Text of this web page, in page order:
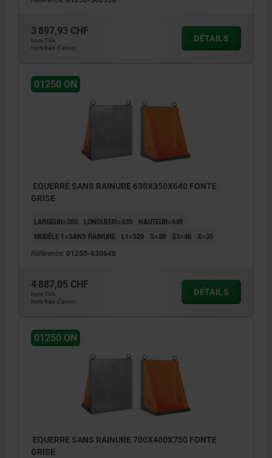
3 897,93 CHF
hors TVA
hors frais d’envoi
DÉTAILS
01250 ON
EQUERRE SANS RAINURE 630X350X640 FONTE
GRISE
LARGEUR=350 LONGUEUR=630
HAUTEUR=640
MODÈLE 1=SANS RAINURE
L1=520 S=80 S1=40 X=35
Référence: 01250-630640
4 887,05 CHF
hors TVA
hors frais d’envoi
DÉTAILS
01250 ON
EQUERRE SANS RAINURE 700X400X750 FONTE
GRISE